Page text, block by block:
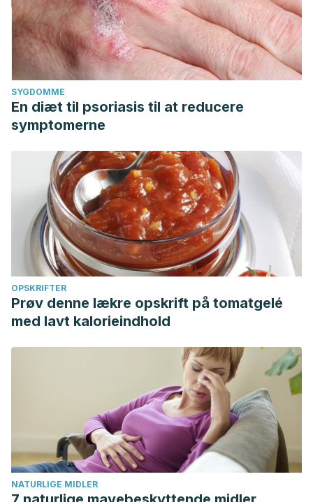
SYGDOMME
En diæt til psoriasis til at reducere
symptomerne
OPSKRIFTER
Prøv denne lækre opskrift på tomatgelé
med lavt kalorieindhold
NATURLIGE MIDLER